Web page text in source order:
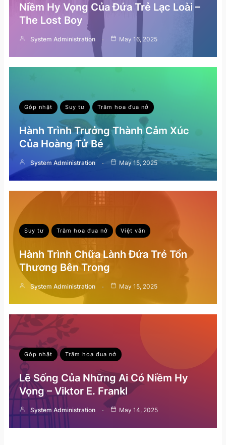
Niềm Hy Vọng Của Đứa Trẻ Lạc Loài –
The Lost Boy
System Administration May 16, 2025
Góp nhặt Suy tư Trăm hoa đua nở
Hành Trình Trưởng Thành Cảm Xúc
Của Hoàng Tử Bé
System Administration May 15, 2025
Suy tư Trăm hoa đua nở Việt văn
Hành Trình Chữa Lành Đứa Trẻ Tổn
Thương Bên Trong
System Administration May 15, 2025
Góp nhặt Trăm hoa đua nở
Lẽ Sống Của Những Ai Có Niềm Hy
Vọng – Viktor E. Frankl
System Administration May 14, 2025